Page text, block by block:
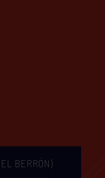
BERRÓN)